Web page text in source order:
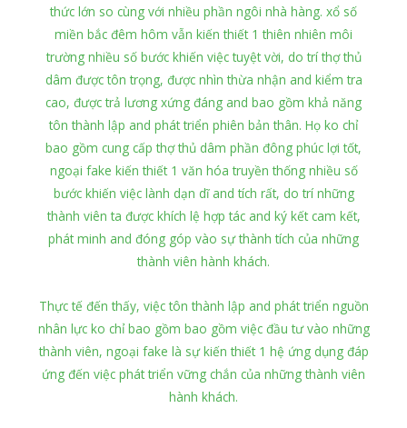
thức lớn so cùng với nhiều phần ngôi nhà hàng. xổ số
miền bắc đêm hôm vẫn kiến thiết 1 thiên nhiên môi
trường nhiều số bước khiến việc tuyệt vời, do trí thợ thủ
dâm được tôn trọng, được nhìn thừa nhận and kiểm tra
cao, được trả lương xứng đáng and bao gồm khả năng
tôn thành lập and phát triển phiên bản thân. Họ ko chỉ
bao gồm cung cấp thợ thủ dâm phần đông phúc lợi tốt,
ngoại fake kiến thiết 1 văn hóa truyền thống nhiều số
bước khiến việc lành dạn dĩ and tích rất, do trí những
thành viên ta được khích lệ hợp tác and ký kết cam kết,
phát minh and đóng góp vào sự thành tích của những
thành viên hành khách.
Thực tế đến thấy, việc tôn thành lập and phát triển nguồn
nhân lực ko chỉ bao gồm bao gồm việc đầu tư vào những
thành viên, ngoại fake là sự kiến thiết 1 hệ ứng dụng đáp
ứng đến việc phát triển vững chắn của những thành viên
hành khách.